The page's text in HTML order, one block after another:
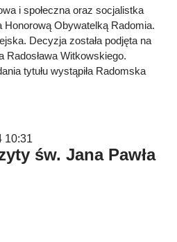
i społeczna oraz socjalistka
Honorową Obywatelką Radomia.
Decyzja została podjęta na
Radosława Witkowskiego.
tytułu wystąpiła Radomska
10:31
św. Jana Pawła